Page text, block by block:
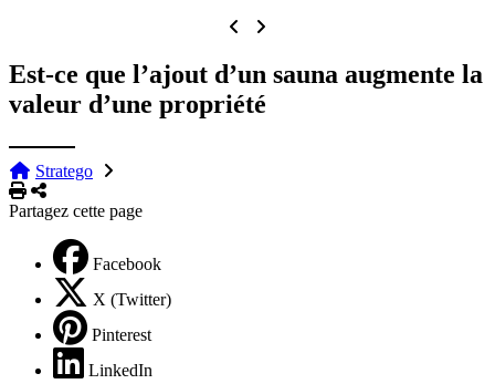
Est-ce que l’ajout d’un sauna augmente la
valeur d’une propriété
Stratego
Imprimer
Partager
Partagez cette page
Facebook
X (Twitter)
Pinterest
LinkedIn